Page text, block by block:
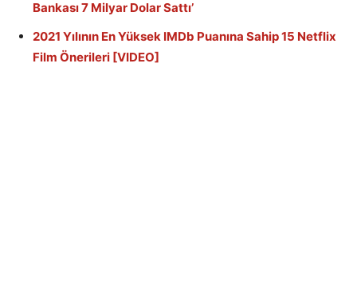
Bankası 7 Milyar Dolar Sattı’
2021 Yılının En Yüksek IMDb Puanına Sahip 15 Netflix
Film Önerileri [VIDEO]